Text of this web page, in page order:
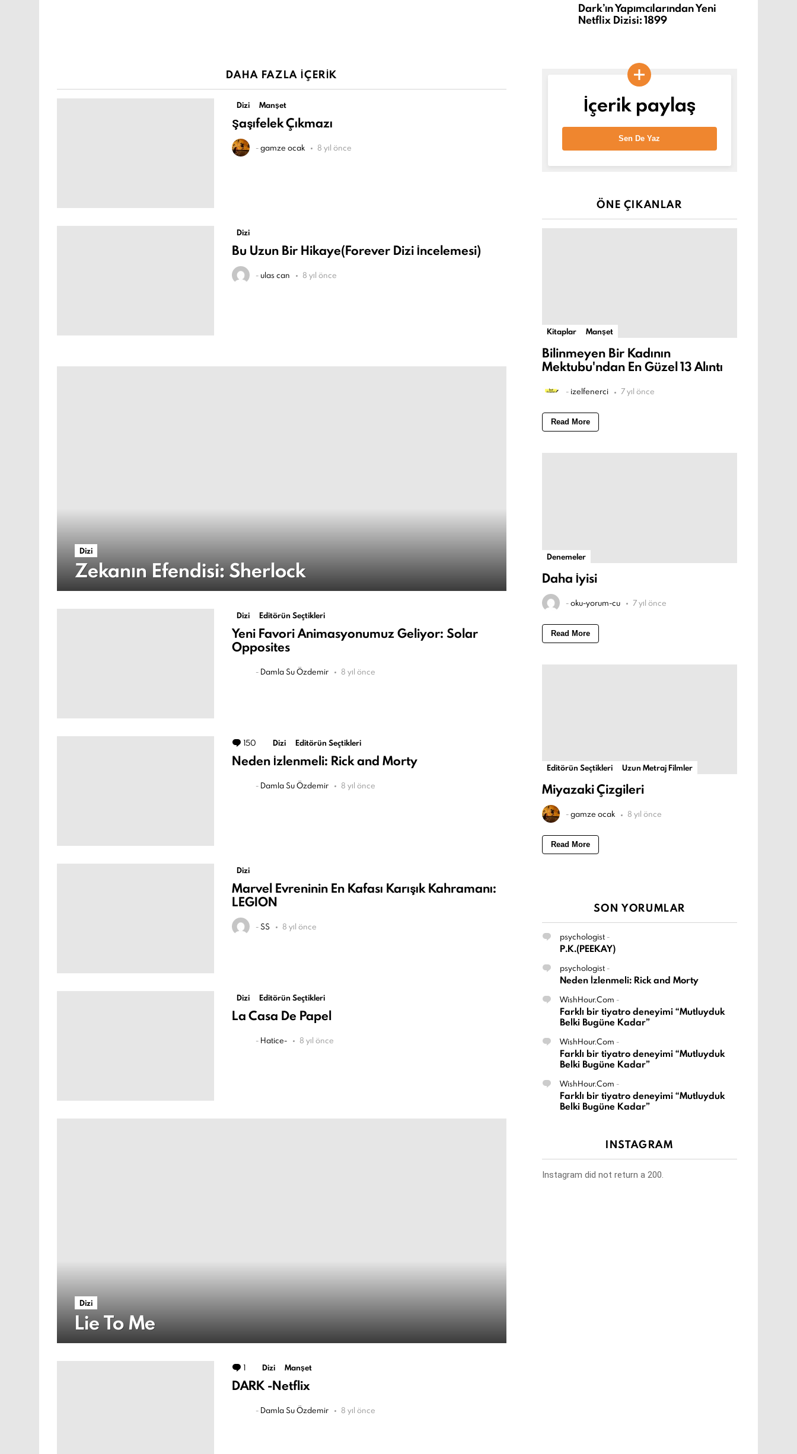
Dark’ın Yapımcılarından Yeni
Netflix Dizisi: 1899
DAHA FAZLA İÇERIK
Dizi Manşet
Şaşıfelek Çıkmazı
-gamze ocak 8 yıl önce
Dizi
Bu Uzun Bir Hikaye(Forever Dizi İncelemesi)
- ulas can 8 yıl önce
Dizi
Zekanın Efendisi: Sherlock
Dizi Editörün Seçtikleri
Yeni Favori Animasyonumuz Geliyor: Solar
Opposites
- Damla Su Özdemir 8 yıl önce
150 Yorum
Dizi Editörün Seçtikleri
Neden İzlenmeli: Rick and Morty
- Damla Su Özdemir 8 yıl önce
Dizi
Marvel Evreninin En Kafası Karışık Kahramanı:
LEGION
- SS 8 yıl önce
Dizi Editörün Seçtikleri
La Casa De Papel
- Hatice- 8 yıl önce
Dizi
Lie To Me
1 Yorum
Dizi Manşet
DARK -Netflix
- Damla Su Özdemir 8 yıl önce
İçerik paylaş
Sen De Yaz
ÖNE ÇIKANLAR
Kitaplar Manşet
Bilinmeyen Bir Kadının
Mektubu'ndan En Güzel 13 Alıntı
- izelfenerci 7 yıl önce
Read More
Denemeler
Daha İyisi
-oku-yorum-cu 7 yıl önce
Read More
Editörün Seçtikleri Uzun Metraj Filmler
Miyazaki Çizgileri
-gamze ocak 8 yıl önce
Read More
SON YORUMLAR
psychologist -
P.K.(PEEKAY)
psychologist -
Neden İzlenmeli: Rick and Morty
WishHour.Com -
Farklı bir tiyatro deneyimi “Mutluyduk
Belki Bugüne Kadar”
WishHour.Com -
Farklı bir tiyatro deneyimi “Mutluyduk
Belki Bugüne Kadar”
WishHour.Com -
Farklı bir tiyatro deneyimi “Mutluyduk
Belki Bugüne Kadar”
INSTAGRAM
Instagram did not return a 200.